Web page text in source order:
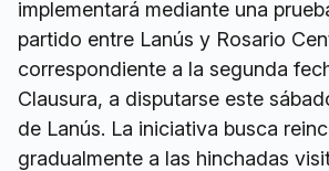
implementará mediante una
partido entre Lanús y Rosario
correspondiente a la segunda
Clausura, a disputarse este
de Lanús. La iniciativa busca
gradualmente a las hinchadas